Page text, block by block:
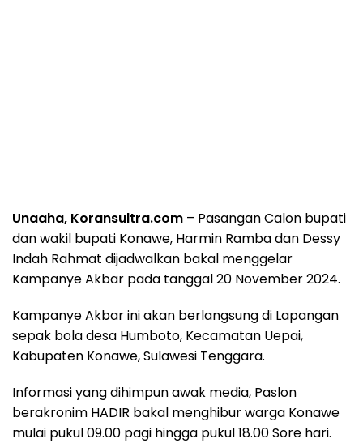
Unaaha, Koransultra.com – Pasangan Calon bupati
dan wakil bupati Konawe, Harmin Ramba dan Dessy
Indah Rahmat dijadwalkan bakal menggelar
Kampanye Akbar pada tanggal 20 November 2024.
Kampanye Akbar ini akan berlangsung di Lapangan
sepak bola desa Humboto, Kecamatan Uepai,
Kabupaten Konawe, Sulawesi Tenggara.
Informasi yang dihimpun awak media, Paslon
berakronim HADIR bakal menghibur warga Konawe
mulai pukul 09.00 pagi hingga pukul 18.00 Sore hari.